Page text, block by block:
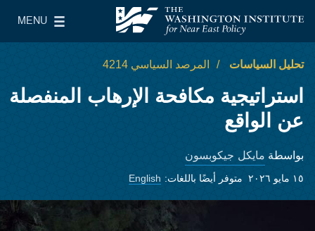
معهد واشنطن لسياسات الشرق الأدنى
MENU
Main Menu
تحليل السياسات المرصد السياسي 4214
استراتيجية مكافحة الإرهاب المنفصلة
عن الواقع
بواسطة مايكل جيكوبسون
١٥ مايو ٢٠٢٦ متوفر أيضًا باللغات: English